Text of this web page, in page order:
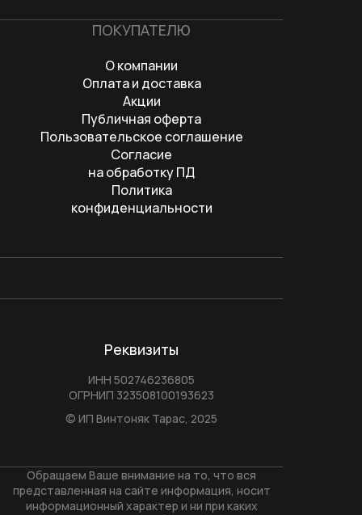
Сушильные машины
Техника для кухни
Техника для ухода за бельем
Холодильники
Оплата и доставка
ПОКУПАТЕЛЮ
О компании
Оплата и доставка
Акции
Публичная оферта
Пользовательское соглашение
Согласие
на обработку ПД
Политика
конфиденциальности
Реквизиты
ИНН 502746236805
ОГРНИП 323508100193623
© ИП Винтоняк Тарас, 2025
Обращаем Ваше внимание на то, что вся
представленная на сайте информация, носит
информационный характер и ни при каких